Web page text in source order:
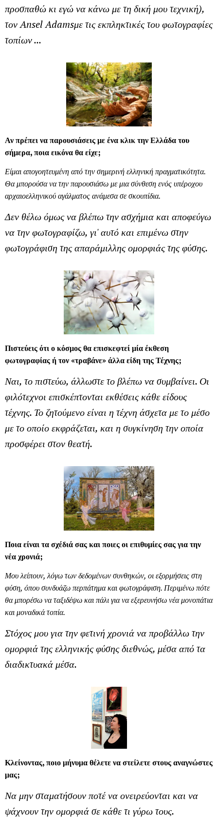
προσπαθώ κι εγώ να κάνω με τη δική μου τεχνική),
τονAnsel Adamsμε τις εκπληκτικές του φωτογραφίες
τοπίων ...
Αν πρέπει να παρουσιάσεις με ένα κλικ την Ελλάδα του
σήμερα, ποια εικόνα θα είχε;
Είμαι απογοητευμένη από την σημερινή ελληνική πραγματικότητα.
Θα μπορούσα να την παρουσιάσω με μια σύνθεση ενός υπέροχου
αρχαιοελληνικού αγάλματος ανάμεσα σε σκουπίδια.
Δεν θέλω όμως να βλέπω την ασχήμια και αποφεύγω
να την φωτογραφίζω, γι' αυτό και επιμένω στην
φωτογράφιση της απαράμιλλης ομορφιάς της φύσης.
Πιστεύεις ότι ο κόσμος θα επισκεφτεί μία έκθεση
φωτογραφίας ή τον «τραβάνε» άλλα είδη της Τέχνης;
Ναι, το πιστεύω, άλλωστε το βλέπω να συμβαίνει. Οι
φιλότεχνοι επισκέπτονται εκθέσεις κάθε είδους
τέχνης. Το ζητούμενο είναι η τέχνη άσχετα με το μέσο
με το οποίο εκφράζεται, και η συγκίνηση την οποία
προσφέρει στον θεατή.
Ποια είναι τα σχέδιά σας και ποιες οι επιθυμίες σας για την
νέα χρονιά;
Μου λείπουν, λόγω των δεδομένων συνθηκών, οι εξορμήσεις στη
φύση, όπου συνδυάζω περπάτημα και φωτογράφιση. Περιμένω πότε
θα μπορέσω να ταξιδέψω και πάλι για να εξερευνήσω νέα μονοπάτια
και μοναδικά τοπία.
Στόχος μου για την φετινή χρονιά να προβάλλω την
ομορφιά της ελληνικής φύσης διεθνώς, μέσα από τα
διαδικτυακά μέσα.
Κλείνοντας, ποιο μήνυμα θέλετε να στείλετε στους αναγνώστες
μας;
Να μην σταματήσουν ποτέ να ονειρεύονται και να
ψάχνουν την ομορφιά σε κάθε τι γύρω τους.